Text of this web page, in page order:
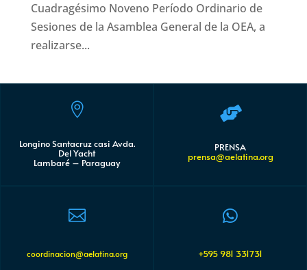
Cuadragésimo Noveno Período Ordinario de
Sesiones de la Asamblea General de la OEA, a
realizarse...

Longino Santacruz casi Avda.
Del Yacht
Lambaré – Paraguay

coordinacion@aelatina.org

PRENSA
prensa@aelatina.org

+595 981 331731